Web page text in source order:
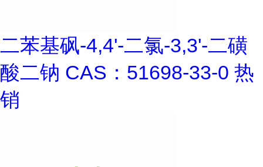
二苯基砜-4,4'-二氯-3,3'-二磺
酸二钠 CAS：51698-33-0 热
销